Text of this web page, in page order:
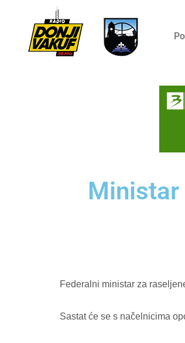
Ministar
Federalni ministar za
Sastat će se s načelnicima